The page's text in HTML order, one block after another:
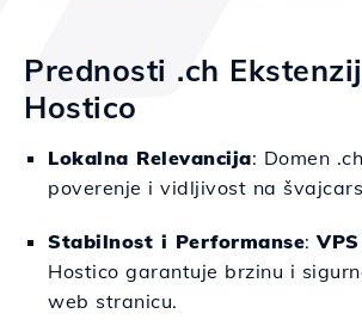
Prednosti .ch
Hostico
Lokalna Relevancija: Domen
poverenje i vidljivost na
Stabilnost i Performanse:
Hostico garantuje brzinu i
web stranicu.